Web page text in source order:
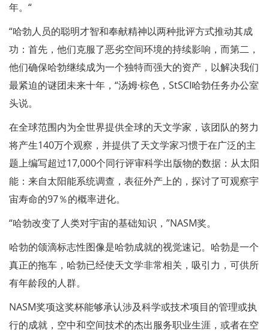
年。“
“哈勃人员的聪明才智和奉献精神以两种批评方式推动其成
功：首先，他们克服了恶劣空间环境的持续影响，而第二，
他们确保哈勃继续成为一个独特而强大的资产，以解决我们
最紧迫的谜团未来十年，“汤姆·棕色，StSCI哈勃任务办公室
头说。
在全球范围内为全世界提供全球的天文学家，该团队的努力
将产生140万个观察，并提供了天文学家习惯于在广泛的主
题上编写超过17,000个同行评审科学出版物的数据：从太阳
能：来自太阳能系统调查，表征外产上的，探讨了可观察宇
宙寿命的97％的概率进化。
“哈勃改变了人类对宇宙的基础知识，”NASM奖。
哈勃的颌滴标志性图像是哈勃成就的视觉速记。哈勃是一个
真正的拖车，哈勃已经使天文学非常相关，吸引力，可供所
有年龄段的人群。
NASM奖项这奖杯能够承认涉及科学或技术项目的管理或执
行的成就，空中和空间技术的杰出服务职业生涯，或者在空